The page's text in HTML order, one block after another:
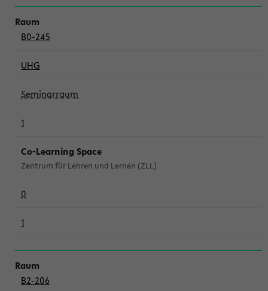
B0-245
UHG
Seminarraum
1
Co-Learning Space
Zentrum für Lehren und Lernen (ZLL)
0
1
B2-206